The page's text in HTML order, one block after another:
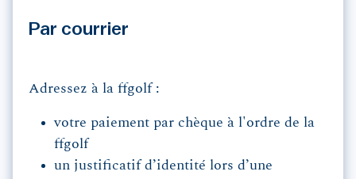
Par courrier
Adressez à la ffgolf :
votre paiement par chèque à l'ordre de la
ffgolf
un justificatif d’identité lors d’une